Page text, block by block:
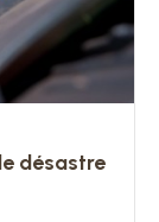
désastre